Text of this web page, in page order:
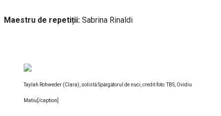
Maestru de repetiții: Sabrina Rinaldi
Taylah Rohweder (Clara), solistă Spărgătorul de nuci, credit foto: TBS, Ovidiu
Matiu[/caption]